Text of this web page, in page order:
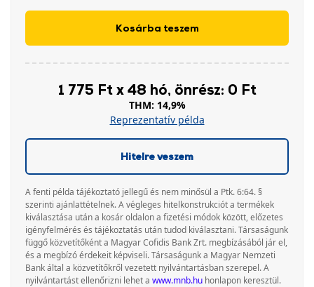
Kosárba teszem
1 775 Ft x 48 hó, önrész: 0 Ft
THM: 14,9%
Reprezentatív példa
Hitelre veszem
A fenti példa tájékoztató jellegű és nem minősül a Ptk. 6:64. §
szerinti ajánlattételnek. A végleges hitelkonstrukciót a termékek
kiválasztása után a kosár oldalon a fizetési módok között, előzetes
igényfelmérés és tájékoztatás után tudod kiválasztani. Társaságunk
függő közvetítőként a Magyar Cofidis Bank Zrt. megbízásából jár el,
és a megbízó érdekeit képviseli. Társaságunk a Magyar Nemzeti
Bank által a közvetítőkről vezetett nyilvántartásban szerepel. A
nyilvántartást ellenőrizni lehet a www.mnb.hu honlapon keresztül.